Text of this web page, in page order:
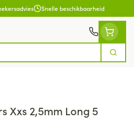
Snelle beschikbaarheid
Zoek
Xxs 2,5mm Long 5